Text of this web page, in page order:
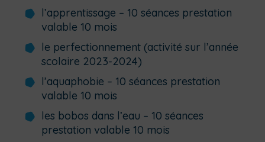
l’apprentissage – 10 séances prestation
valable 10 mois
le perfectionnement (activité sur l’année
scolaire 2023-2024)
l’aquaphobie – 10 séances prestation
valable 10 mois
les bobos dans l’eau – 10 séances
prestation valable 10 mois